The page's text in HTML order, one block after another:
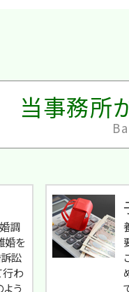
当事務所
調
婚を
訟
行わ
よう